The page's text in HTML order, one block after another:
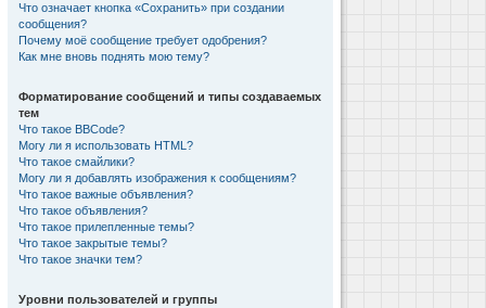
Что означает кнопка «Сохранить» при создании
сообщения?
Почему моё сообщение требует одобрения?
Как мне вновь поднять мою тему?
Форматирование сообщений и типы создаваемых
тем
Что такое BBCode?
Могу ли я использовать HTML?
Что такое смайлики?
Могу ли я добавлять изображения к сообщениям?
Что такое важные объявления?
Что такое объявления?
Что такое прилепленные темы?
Что такое закрытые темы?
Что такое значки тем?
Уровни пользователей и группы